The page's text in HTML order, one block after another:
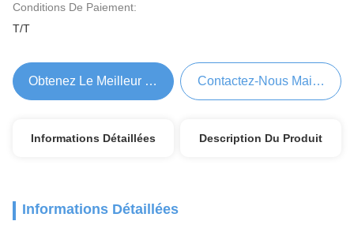
Conditions De Paiement:
T/T
Obtenez Le Meilleur Prix Contactez-Nous Maintenant
Informations Détaillées Description Du Produit
Informations Détaillées